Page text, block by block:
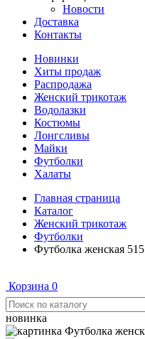
Новости
Доставка
Контакты
Новинки
Хиты продаж
Распродажа
Женский трикотаж
Водолазки
Костюмы
Лонгсливы
Майки
Футболки
Халаты
Главная страница
Каталог
Женский трикотаж
Футболки
Футболка женская 515
Корзина 0
новинка